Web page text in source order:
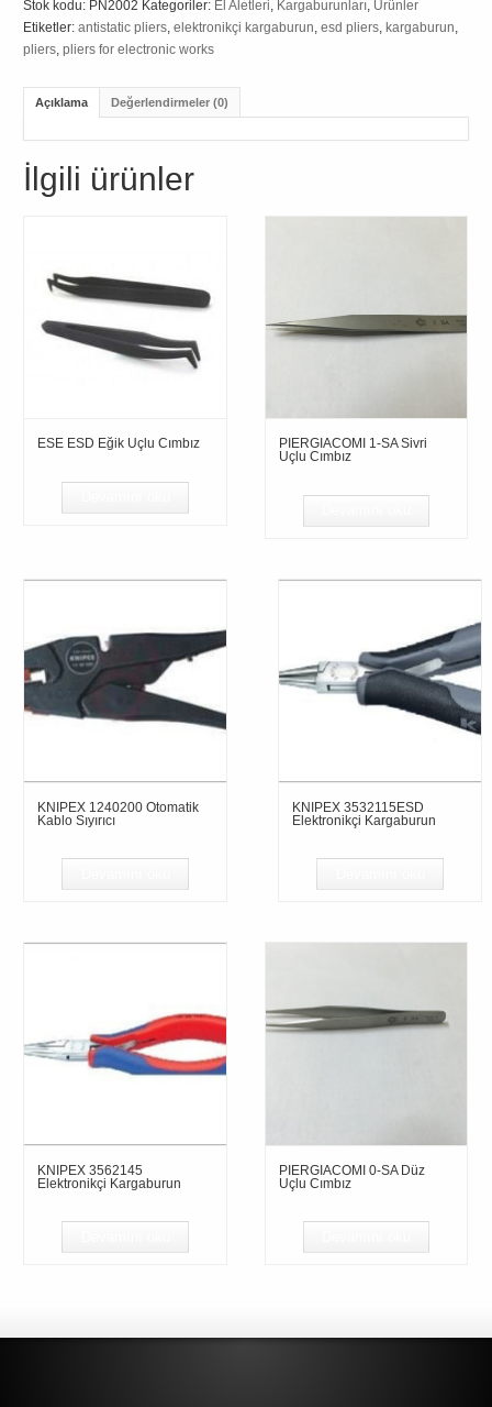
Stok kodu: PN2002 Kategoriler: El Aletleri Kargaburunları Ürünler
Etiketler:antistatic pliers ,elektronikçi kargaburun ,esd pliers ,kargaburun
pliers ,pliers for electronic works
Açıklama Değerlendirmeler (0)
İlgili ürünler
ESE ESD Eğik Uçlu Cımbız
PIERGIACOMI 1-SA Sivri
Uçlu Cımbız
KNIPEX 1240200 Otomatik
Kablo Sıyırıcı
KNIPEX 3532115ESD
Elektronikçi Kargaburun
KNIPEX 3562145
Elektronikçi Kargaburun
PIERGIACOMI 0-SA Düz
Uçlu Cımbız